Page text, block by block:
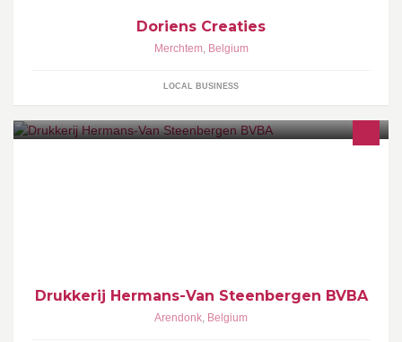
Doriens Creaties
Merchtem, Belgium
LOCAL BUSINESS
Drukkerij Hermans-Van Steenbergen BVBA
Arendonk, Belgium